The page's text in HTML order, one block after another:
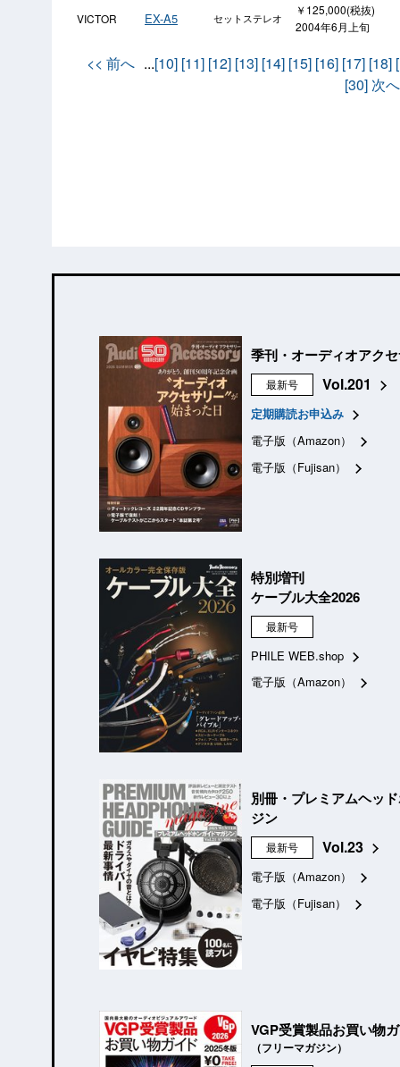
VICTOR
EX-A5 セットステレオ
￥125,000(税抜)
2004年6月上旬
<< 前へ ...[10] [11] [12] [13] [14] [15] [16] [17] [18]
[30] 次
季刊・オーディオアク
最新号 Vol.201
定期購読お申込み
電子版（Amazon）
電子版（Fujisan）
特別増刊
ケーブル大全2026
最新号
PHILE WEB.shop
電子版（Amazon）
別冊・プレミアムヘッ
ジン
最新号 Vol.23
電子版（Amazon）
電子版（Fujisan）
VGP受賞製品お買い物
（フリーマガジン）